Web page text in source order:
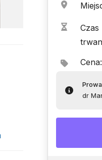
Czas
Cena:
dr